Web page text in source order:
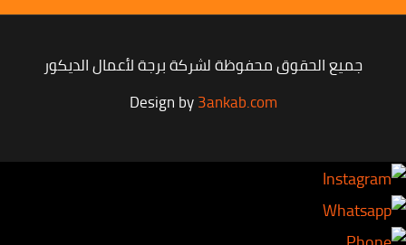
جميع الحقوق محفوظة لشركة برجة لأعمال الديكور
Design by3ankab.com